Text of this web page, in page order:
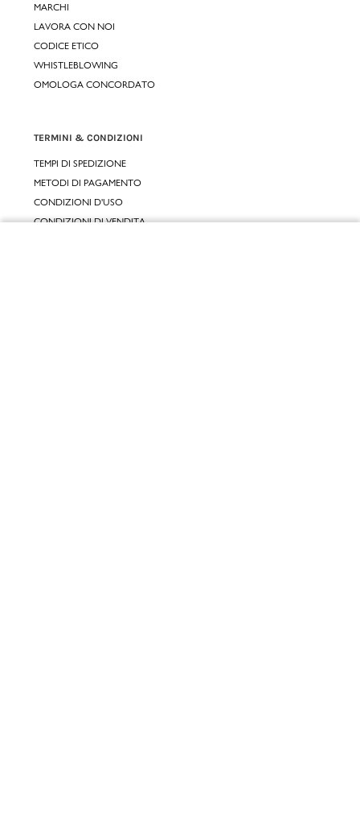
MARCHI
LAVORA CON NOI
CODICE ETICO
WHISTLEBLOWING
OMOLOGA CONCORDATO
TERMINI & CONDIZIONI
TEMPI DI SPEDIZIONE
METODI DI PAGAMENTO
CONDIZIONI D'USO
CONDIZIONI DI VENDITA